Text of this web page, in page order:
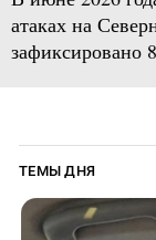
атаках на
зафиксировано
ТЕМЫ ДНЯ